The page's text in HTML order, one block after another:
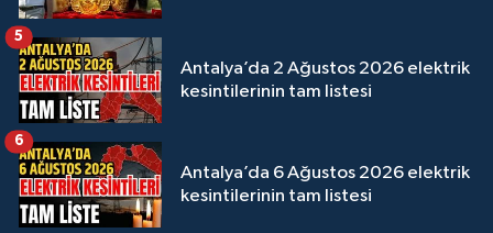
Antalya’da 2 Ağustos 2026 elektrik
kesintilerinin tam listesi
5
Antalya’da 6 Ağustos 2026 elektrik
kesintilerinin tam listesi
6